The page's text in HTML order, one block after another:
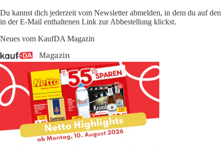
Du kannst dich jederzeit vom Newsletter abmelden, in dem du auf den
in der E-Mail enthaltenen Link zur Abbestellung klickst.
Neues vom KaufDA Magazin